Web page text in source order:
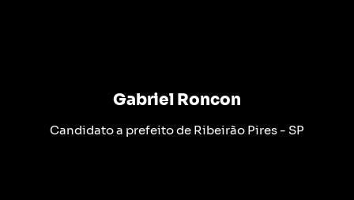
Gabriel Roncon
Candidato a prefeito de Ribeirão Pires - SP